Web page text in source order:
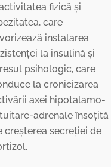
fizică și
care
instalarea
la insulină și
psihologic, care
la cronicizarea
axei hipotalamo-
adrenale însoțită
creșterea secreției de